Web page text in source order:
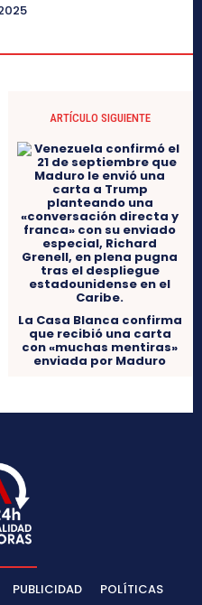
ARTÍCULO SIGUIENTE
La Casa Blanca confirma
que recibió una carta
con «muchas mentiras»
enviada por Maduro
PUBLICIDAD POLÍTICAS